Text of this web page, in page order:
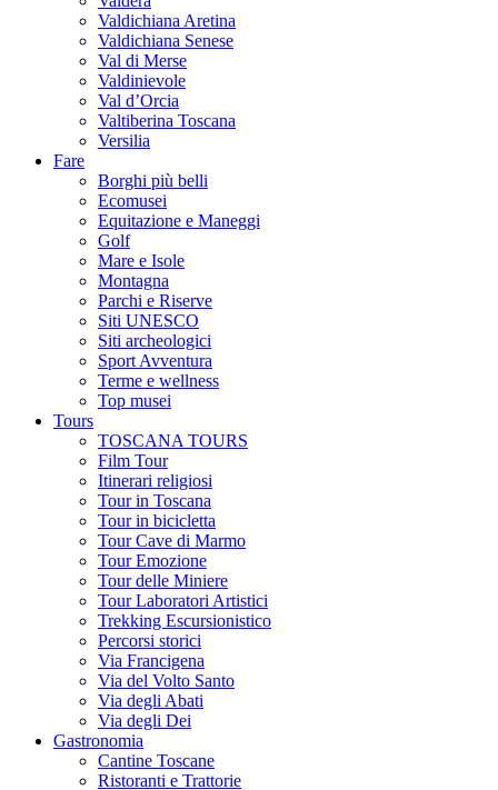
Valdichiana Aretina
Valdichiana Senese
Val di Merse
Valdinievole
Val d’Orcia
Valtiberina Toscana
Versilia
Fare
Borghi più belli
Ecomusei
Equitazione e Maneggi
Golf
Mare e Isole
Montagna
Parchi e Riserve
Siti UNESCO
Siti archeologici
Sport Avventura
Terme e wellness
Top musei
Tours
TOSCANA TOURS
Film Tour
Itinerari religiosi
Tour in Toscana
Tour in bicicletta
Tour Cave di Marmo
Tour Emozione
Tour delle Miniere
Tour Laboratori Artistici
Trekking Escursionistico
Percorsi storici
Via Francigena
Via del Volto Santo
Via degli Abati
Via degli Dei
Gastronomia
Cantine Toscane
Ristoranti e Trattorie